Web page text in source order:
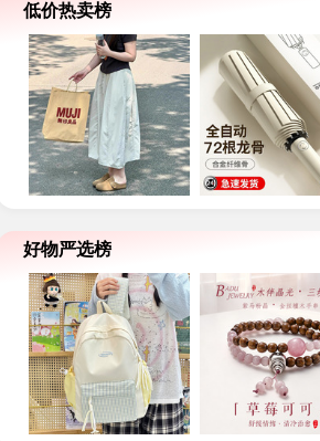
低价热卖榜
好物严选榜